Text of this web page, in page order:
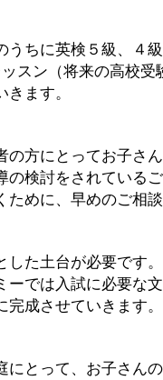
うちに英検５級、４
スン（将来の高校
ます。
の方にとってお子さ
の検討をされている
ために、早めのご相
した土台が必要です
ーでは入試に必要な
成させていきます。
にとって、お子さん